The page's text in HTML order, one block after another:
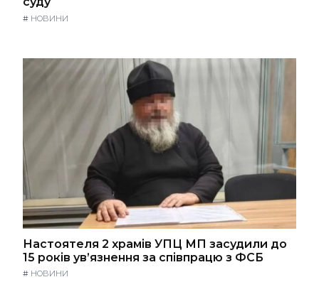
# НОВИНИ
Настоятеля 2 храмів УПЦ МП засудили до
15 років ув’язнення за співпрацю з ФСБ
# НОВИНИ